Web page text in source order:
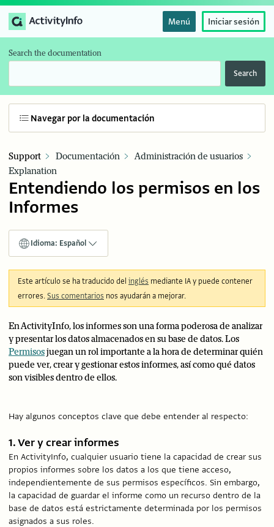
Menú Iniciar sesión
Search the documentation
Search
Navegar por la documentación
Support Documentación
Administración de usuarios
Explanation
Entendiendo los permisos en los
Informes
Idioma: Español
Este artículo se ha traducido del inglés mediante IA y puede contener
errores.Sus comentarios nos ayudarán a mejorar.
En ActivityInfo, los informes son una forma poderosa de analizar
y presentar los datos almacenados en su base de datos. Los
Permisosjuegan un rol importante a la hora de determinar quién
puede ver, crear y gestionar estos informes, así como qué datos
son visibles dentro de ellos.
Hay algunos conceptos clave que debe entender al respecto:
1. Ver y crear informes
En ActivityInfo, cualquier usuario tiene la capacidad de crear sus
propios informes sobre los datos a los que tiene acceso,
independientemente de sus permisos específicos. Sin embargo,
la capacidad de guardar el informe como un recurso dentro de la
base de datos está estrictamente determinada por los permisos
asignados a sus roles.